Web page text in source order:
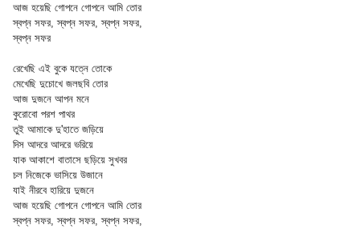
আজ হয়েছি গোপনে গোপনে আমি তোর
স্বপ্ন সফর, স্বপ্ন সফর, স্বপ্ন সফর,
স্বপ্ন সফর
রেখেছি এই বুকে যত্নে তোকে
মেখেছি দুচোখে জলছবি তোর
আজ দুজনে আপন মনে
কুরোবো পরশ পাথর
তুই আমাকে দু'হাতে জড়িয়ে
দিস আদরে আদরে ভরিয়ে
যাক আকাশে বাতাসে ছড়িয়ে সুখবর
চল নিজেকে ভাসিয়ে উজানে
যাই নীরবে হারিয়ে দুজনে
আজ হয়েছি গোপনে গোপনে আমি তোর
স্বপ্ন সফর, স্বপ্ন সফর, স্বপ্ন সফর,